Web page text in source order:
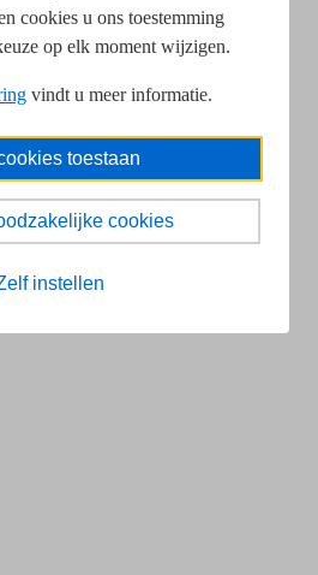
cookies u ons toestemming
op elk moment wijzigen.
vindt u meer informatie.
toestaan
cookies
instellen